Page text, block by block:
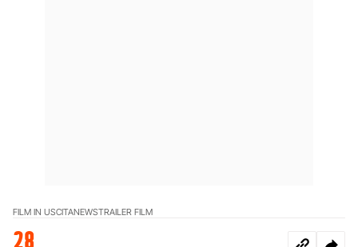
FILM IN USCITANEWSTRAILER FILM